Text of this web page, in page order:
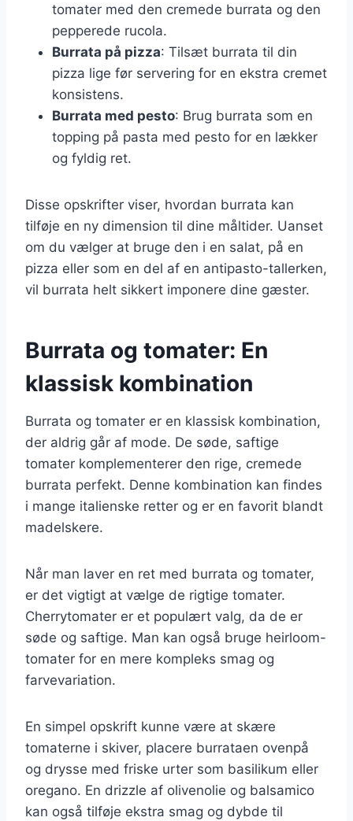
tomater med den cremede burrata og den
pepperede rucola.
Burrata på pizza: Tilsæt burrata til din
pizza lige før servering for en ekstra cremet
konsistens.
Burrata med pesto: Brug burrata som en
topping på pasta med pesto for en lækker
og fyldig ret.
Disse opskrifter viser, hvordan burrata kan
tilføje en ny dimension til dine måltider. Uanset
om du vælger at bruge den i en salat, på en
pizza eller som en del af en antipasto-tallerken,
vil burrata helt sikkert imponere dine gæster.
Burrata og tomater: En
klassisk kombination
Burrata og tomater er en klassisk kombination,
der aldrig går af mode. De søde, saftige
tomater komplementerer den rige, cremede
burrata perfekt. Denne kombination kan findes
i mange italienske retter og er en favorit blandt
madelskere.
Når man laver en ret med burrata og tomater,
er det vigtigt at vælge de rigtige tomater.
Cherrytomater er et populært valg, da de er
søde og saftige. Man kan også bruge heirloom-
tomater for en mere kompleks smag og
farvevariation.
En simpel opskrift kunne være at skære
tomaterne i skiver, placere burrataen ovenpå
og drysse med friske urter som basilikum eller
oregano. En drizzle af olivenolie og balsamico
kan også tilføje ekstra smag og dybde til